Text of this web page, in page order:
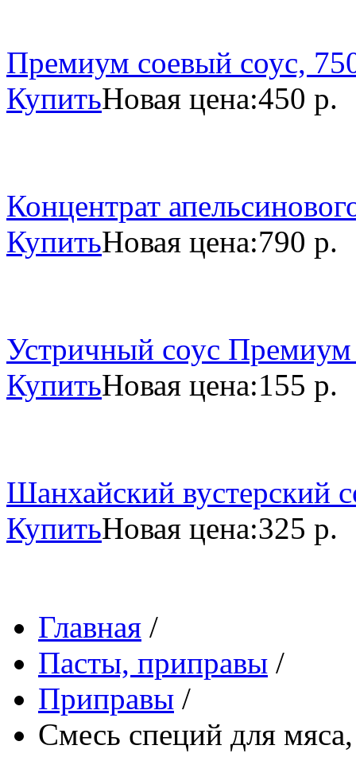
Премиум соевый соус,
КупитьНовая цена:450 р.
Концентрат
КупитьНовая цена:790 р.
Устричный соус
КупитьНовая цена:155 р.
Шанхайский вустерский
КупитьНовая цена:325 р.
Главная /
Пасты, приправы /
Приправы /
Смесь специй для